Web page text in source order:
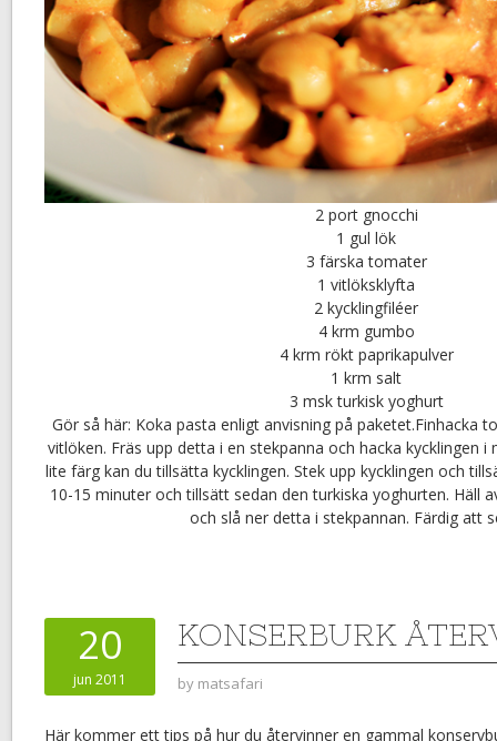
2 port gnocchi
1 gul lök
3 färska tomater
1 vitlöksklyfta
2 kycklingfiléer
4 krm gumbo
4 krm rökt paprikapulver
1 krm salt
3 msk turkisk yoghurt
Gör så här: Koka pasta enligt anvisning på paketet.Finhacka
vitlöken. Fräs upp detta i en stekpanna och hacka kycklingen
lite färg kan du tillsätta kycklingen. Stek upp kycklingen och
10-15 minuter och tillsätt sedan den turkiska yoghurten. Häll
och slå ner detta i stekpannan. Färdig att
20
jun 2011
KONSERBURK
by matsafari
Här kommer ett tips på hur du återvinner en gammal